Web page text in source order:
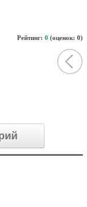
Рейтинг: 0 (оценок: 0)